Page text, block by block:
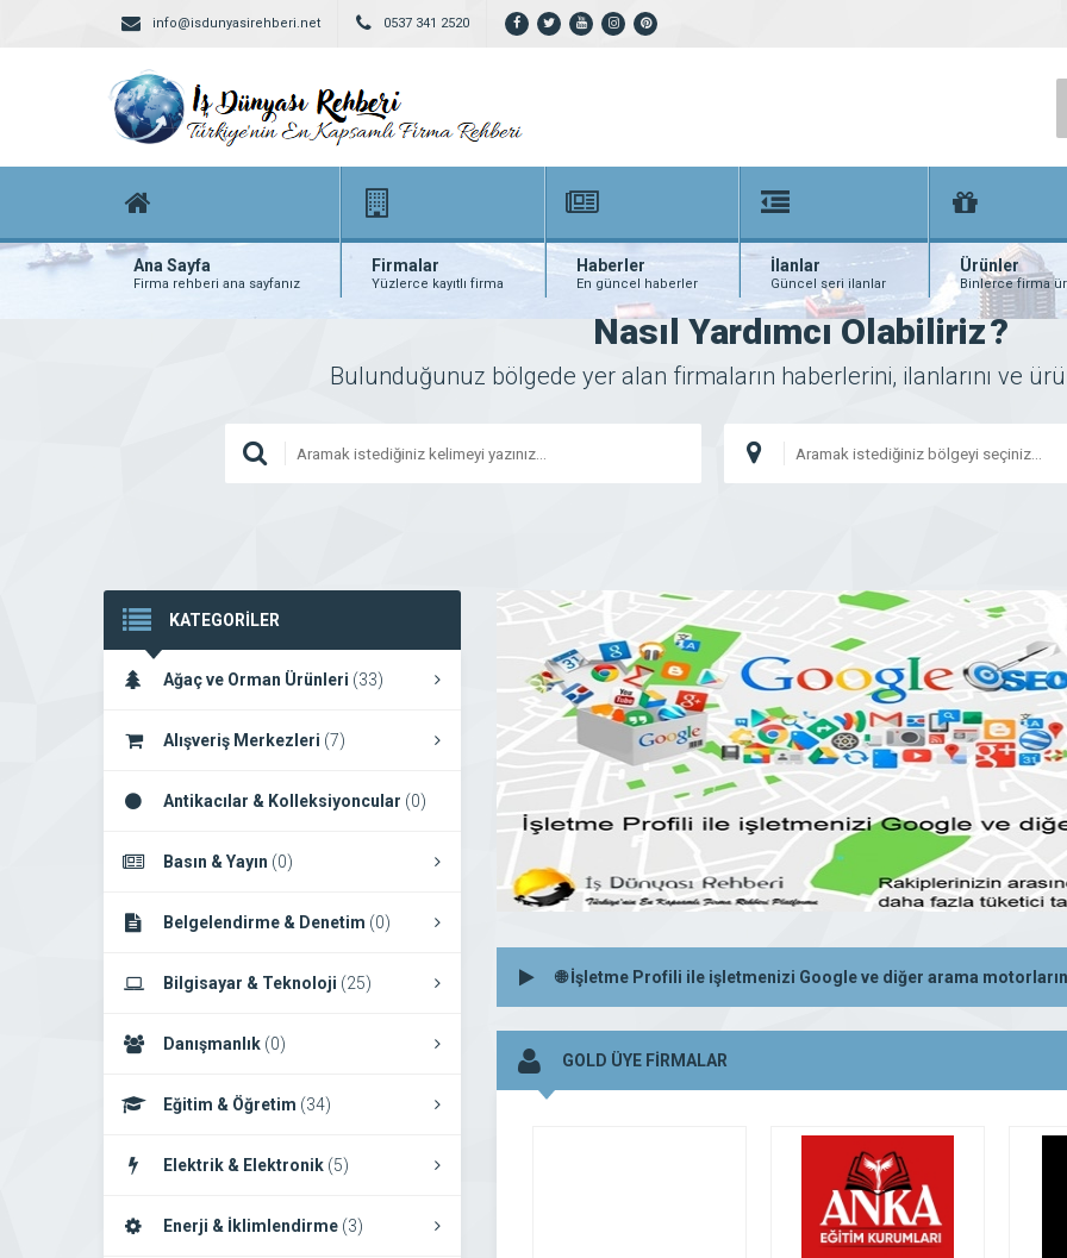
info@isdunyasirehberi.net 0537 341 2520
Ana Sayfa
Firma rehberi ana sayfanız
Firmalar
Yüzlerce kayıtlı firma
Haberler
En güncel haberler
İlanlar
Güncel seri ilanlar
Ürünler
Binlerce firma
Nasıl Yardımcı Olabiliriz?
Bulunduğunuz bölgede yer alan firmaların haberlerini, ilanlarını ve
KATEGORİLER
Ağaç ve Orman Ürünleri (33)
Alışveriş Merkezleri (7)
Antikacılar & Kolleksiyoncular (0)
Basın & Yayın (0)
Belgelendirme & Denetim (0)
Bilgisayar & Teknoloji (25)
Danışmanlık (0)
Eğitim & Öğretim (34)
Elektrik & Elektronik (5)
Enerji & İklimlendirme (3)
🌐 İşletme Profili ile işletmenizi Google ve diğer arama
GOLD ÜYE FİRMALAR